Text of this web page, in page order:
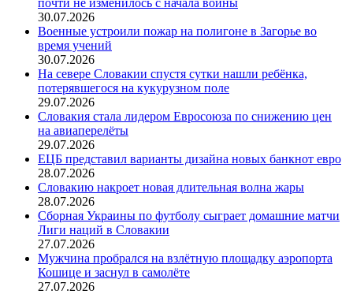
30.07.2026
Военные устроили пожар на полигоне в Загорье во
время учений
30.07.2026
На севере Словакии спустя сутки нашли ребёнка,
потерявшегося на кукурузном поле
29.07.2026
Словакия стала лидером Евросоюза по снижению цен
на авиаперелёты
29.07.2026
ЕЦБ представил варианты дизайна новых банкнот евро
28.07.2026
Словакию накроет новая длительная волна жары
28.07.2026
Сборная Украины по футболу сыграет домашние матчи
Лиги наций в Словакии
27.07.2026
Мужчина пробрался на взлётную площадку аэропорта
Кошице и заснул в самолёте
27.07.2026